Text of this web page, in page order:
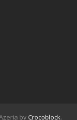
byCrocoblock.